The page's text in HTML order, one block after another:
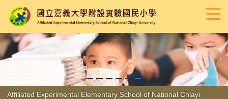
到
要
內
Affiliated Experimental Elementary School of National Chiayi